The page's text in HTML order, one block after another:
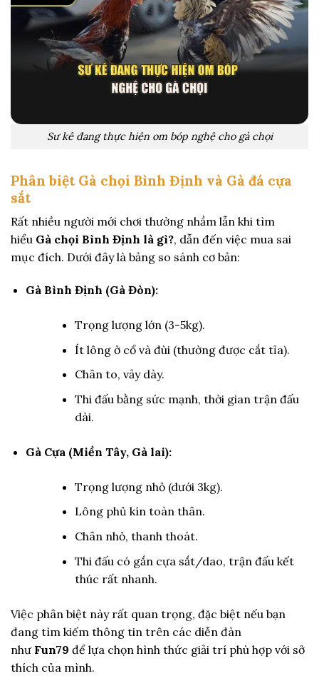
Sư kê đang thực hiện om bóp nghệ cho gà chọi
Phân biệt Gà chọi Bình Định và Gà đá cựa
sắt
Rất nhiều người mới chơi thường nhầm lẫn khi tìm
hiểu Gà chọi Bình Định là gì?, dẫn đến việc mua sai
mục đích. Dưới đây là bảng so sánh cơ bản:
Gà Bình Định (Gà Đòn):
Trọng lượng lớn (3-5kg).
Ít lông ở cổ và đùi (thường được cắt tỉa).
Chân to, vảy dày.
Thi đấu bằng sức mạnh, thời gian trận đấu
dài.
Gà Cựa (Miền Tây, Gà lai):
Trọng lượng nhỏ (dưới 3kg).
Lông phủ kín toàn thân.
Chân nhỏ, thanh thoát.
Thi đấu có gắn cựa sắt/dao, trận đấu kết
thúc rất nhanh.
Việc phân biệt này rất quan trọng, đặc biệt nếu bạn
đang tìm kiếm thông tin trên các diễn đàn
như Fun79 để lựa chọn hình thức giải trí phù hợp với sở
thích của mình.